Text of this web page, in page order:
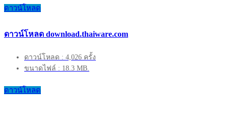
ดาวน์โหลด
ดาวน์โหลด download.thaiware.com
ดาวน์โหลด : 4,026 ครั้ง
ขนาดไฟล์ : 18.3 MB.
ดาวน์โหลด